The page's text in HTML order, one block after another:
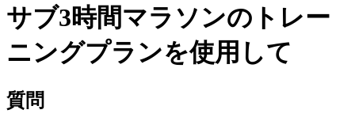
サブ3時間マラソンのトレー
ニングプランを使用して
質問